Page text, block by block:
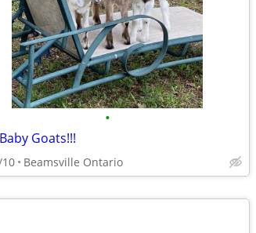
•
Goats!!!
Beamsville Ontario